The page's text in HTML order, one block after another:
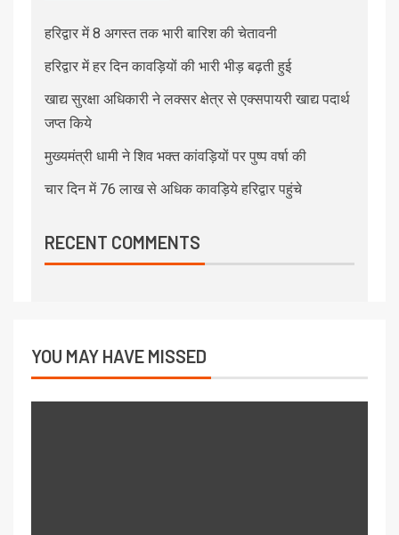
हरिद्वार में 8 अगस्त तक भारी बारिश की चेतावनी
हरिद्वार में हर दिन कावड़ियों की भारी भीड़ बढ़ती हुई
खाद्य सुरक्षा अधिकारी ने लक्सर क्षेत्र से एक्सपायरी खाद्य पदार्थ
जप्त किये
मुख्यमंत्री धामी ने शिव भक्त कांवड़ियों पर पुष्प वर्षा की
चार दिन में 76 लाख से अधिक कावड़िये हरिद्वार पहुंचे
RECENT COMMENTS
YOU MAY HAVE MISSED